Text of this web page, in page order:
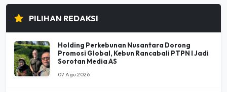
PILIHAN REDAKSI
Holding Perkebunan Nusantara Dorong
Promosi Global, Kebun Rancabali PTPN I Jadi
Sorotan Media AS
07 Agu 2026